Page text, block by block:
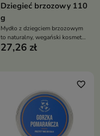
Dziegieć brzozowy 110
g
Mydło z dziegciem brzozowym
to naturalny, wegański kosmetyk
o silnym działaniu
27,26 zł
favorite_border